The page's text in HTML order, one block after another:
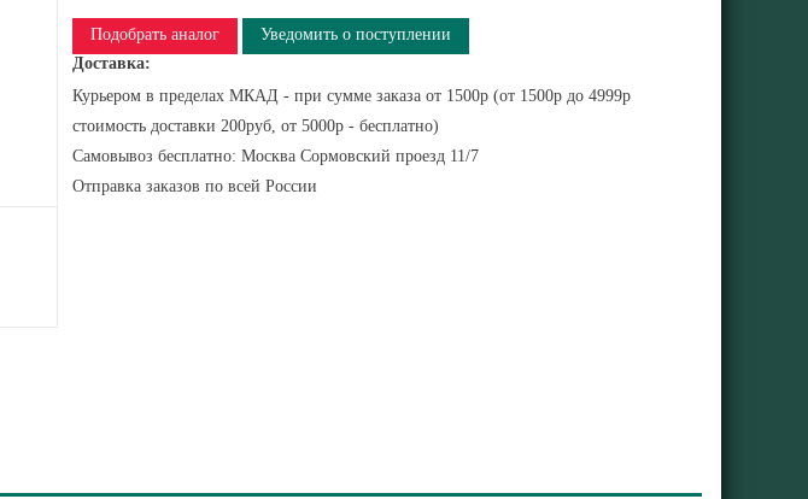
Подобрать аналог
Уведомить о поступлении
Доставка:
Курьером в пределах МКАД - при сумме заказа от 1500р (от 1500р до 4999р
стоимость доставки 200руб, от 5000р - бесплатно)
Самовывоз бесплатно: Москва Сормовский проезд 11/7
Отправка заказов по всей России